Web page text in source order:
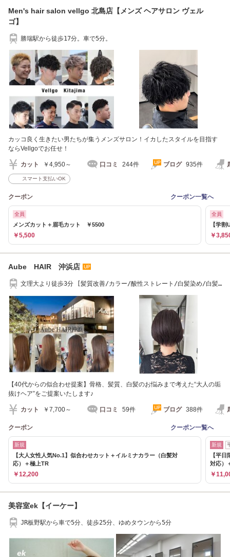
Men's hair salon vellgo 北島店【メンズ ヘアサロン ヴェル
ゴ】
勝瑞駅から徒歩17分。車で5分。
カッコ良く生きたい男たちが集うメンズサロン！イカしたスタイルを目指す
ならVellgoでお任せ！
カット ￥4,950～ 口コミ 244件 ブログ 935件
スマート支払いOK
クーポン クーポン一覧へ
全員
メンズカット＋眉毛カット ￥5500
￥5,500
全員
【学
￥
Aube HAIR 沖浜店
文理大より徒歩3分 [髪質改善/カラー/酸性ストレート/白髪染め/白髪
【40代からの似合わせ提案】骨格、髪質、白髪のお悩みまで考えた“大人の垢
抜けヘア”をご提案いたします♪
カット ￥7,700～ 口コミ 59件 ブログ 388件
クーポン クーポン一覧へ
新規
【大人女性人気No.1】似合わせカット＋イルミナカラー（白髪対
応）＋極上TR
￥12,200
新規
【平
対応）
￥
美容室ek【イーケー】
JR板野駅から車で5分、徒歩25分、ゆめタウンから5分